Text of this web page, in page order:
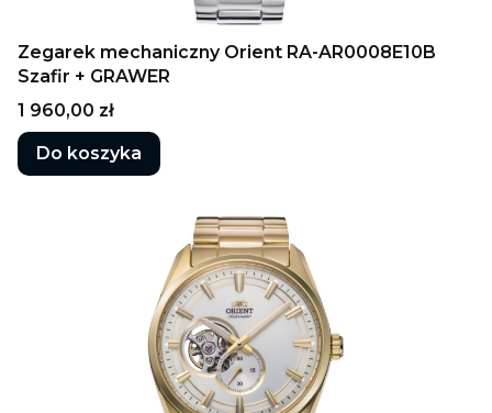
Zegarek mechaniczny Orient RA-AR0008E10B
Szafir + GRAWER
Cena
1 960,00 zł
Do koszyka